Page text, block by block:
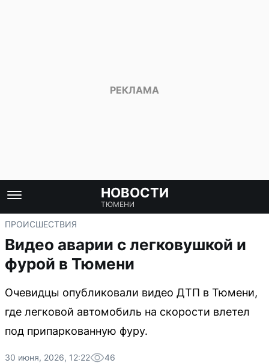
НОВОСТИ
ТЮМЕНИ
ПРОИСШЕСТВИЯ
Видео аварии с легковушкой и
фурой в Тюмени
Очевидцы опубликовали видео ДТП в Тюмени,
где легковой автомобиль на скорости влетел
под припаркованную фуру.
30 июня, 2026, 12:22 46